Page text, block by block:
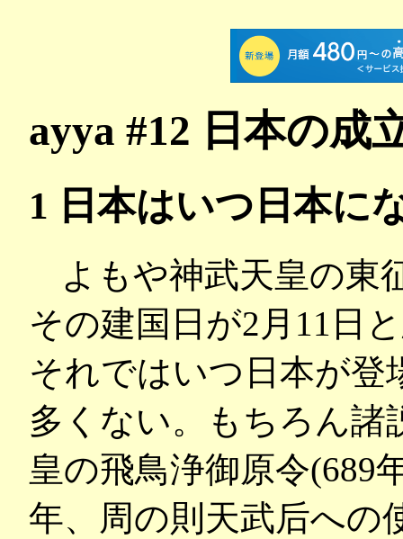
ayya #12 日本の成
1 日本はいつ日本に
よもや神武天皇の東
その建国日が2月11日
それではいつ日本が
多くない。もちろん諸
皇の飛鳥浄御原令(689
年、周の則天武后への